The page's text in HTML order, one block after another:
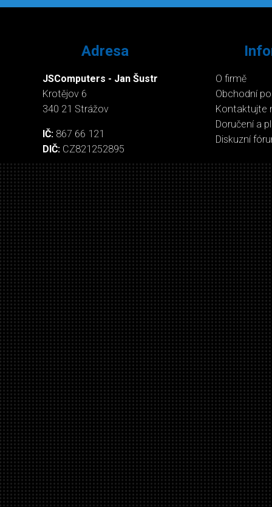
Adresa
JSComputers - Jan Šustr
Krotějov 6
340 21 Strážov
IČ: 867 66 121
DIČ: CZ821252895
O firmě
Obchodní
Kontaktujte
Doručení a
Diskuzní